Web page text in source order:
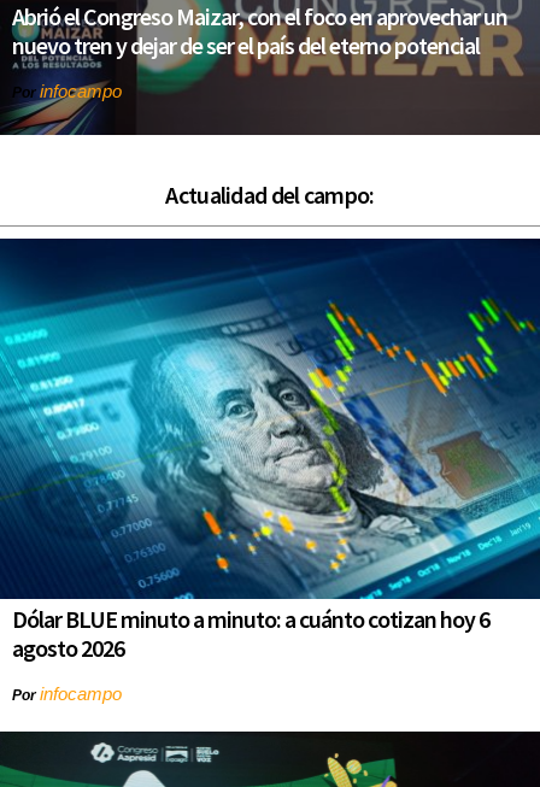
Abrió el Congreso Maizar, con el foco en aprovechar un
nuevo tren y dejar de ser el país del eterno potencial
Por infocampo
Actualidad del campo:
Dólar BLUE minuto a minuto: a cuánto cotizan hoy 6
agosto 2026
Porinfocampo